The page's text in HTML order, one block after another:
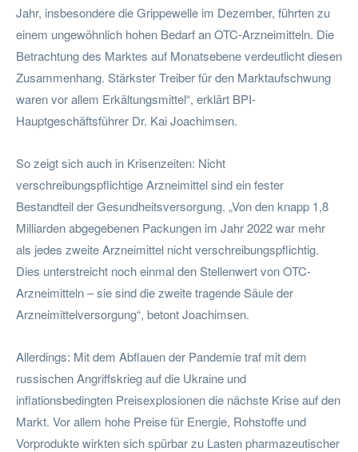
Jahr, insbesondere die Grippewelle im Dezember, führten zu
einem ungewöhnlich hohen Bedarf an OTC-Arzneimitteln. Die
Betrachtung des Marktes auf Monatsebene verdeutlicht diesen
Zusammenhang. Stärkster Treiber für den Marktaufschwung
waren vor allem Erkältungsmittel“, erklärt BPI-
Hauptgeschäftsführer Dr. Kai Joachimsen.
So zeigt sich auch in Krisenzeiten: Nicht
verschreibungspflichtige Arzneimittel sind ein fester
Bestandteil der Gesundheitsversorgung. „Von den knapp 1,8
Milliarden abgegebenen Packungen im Jahr 2022 war mehr
als jedes zweite Arzneimittel nicht verschreibungspflichtig.
Dies unterstreicht noch einmal den Stellenwert von OTC-
Arzneimitteln – sie sind die zweite tragende Säule der
Arzneimittelversorgung“, betont Joachimsen.
Allerdings: Mit dem Abflauen der Pandemie traf mit dem
russischen Angriffskrieg auf die Ukraine und
inflationsbedingten Preisexplosionen die nächste Krise auf den
Markt. Vor allem hohe Preise für Energie, Rohstoffe und
Vorprodukte wirkten sich spürbar zu Lasten pharmazeutischer